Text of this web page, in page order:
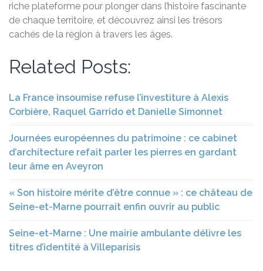
riche plateforme pour plonger dans l’histoire fascinante
de chaque territoire, et découvrez ainsi les trésors
cachés de la région à travers les âges.
Related Posts:
La France insoumise refuse l’investiture à Alexis
Corbière, Raquel Garrido et Danielle Simonnet
Journées européennes du patrimoine : ce cabinet
d’architecture refait parler les pierres en gardant
leur âme en Aveyron
« Son histoire mérite d’être connue » : ce château de
Seine-et-Marne pourrait enfin ouvrir au public
Seine-et-Marne : Une mairie ambulante délivre les
titres d’identité à Villeparisis